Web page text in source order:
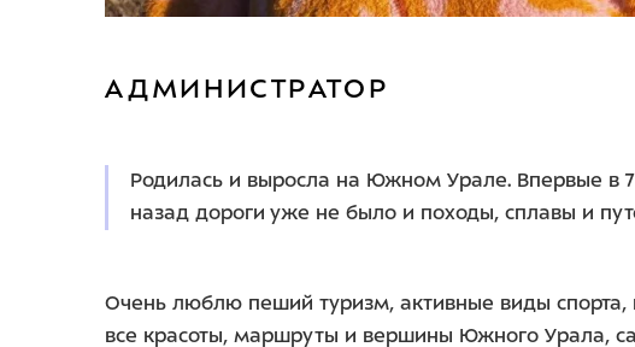
АДМИНИСТРАТОР
Родилась и выросла на Южном Урале. Впервые в
назад дороги уже не было и походы, сплавы и
Очень люблю пеший туризм, активные виды
все красоты, маршруты и вершины Южного Урала,